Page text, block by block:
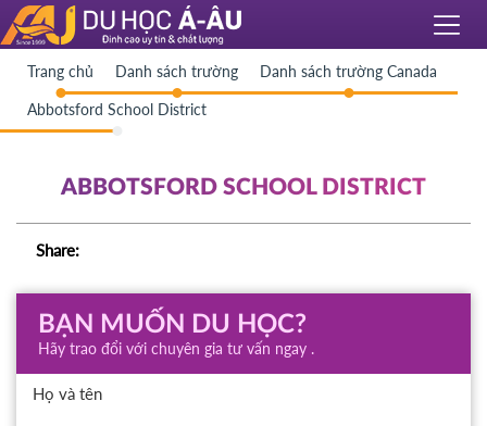
Trang chủ Danh sách trường Danh sách trường Canada
Abbotsford School District
ABBOTSFORD SCHOOL DISTRICT
Share:
BẠN MUỐN DU HỌC?
Hãy trao đổi với chuyên gia tư vấn ngay .
Họ và tên